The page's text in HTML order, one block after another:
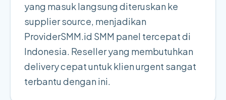
yang masuk langsung diteruskan ke
supplier source, menjadikan
ProviderSMM.id SMM panel tercepat di
Indonesia. Reseller yang membutuhkan
delivery cepat untuk klien urgent sangat
terbantu dengan ini.